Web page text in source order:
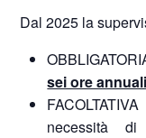
Dal 2025 la
sei ore annuali
necessità